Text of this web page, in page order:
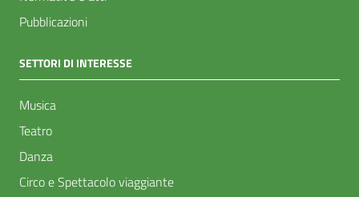
Pubblicazioni
SETTORI DI INTERESSE
Musica
Teatro
Danza
Circo e Spettacolo viaggiante